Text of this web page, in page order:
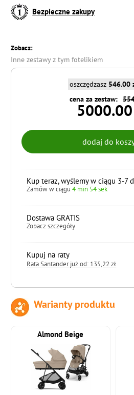
Bezpieczne zakupy
Zobacz:
Inne zestawy z tym fotelikiem
oszczędzasz 546.00
cena za zestaw:
5000.00
Kup teraz, wyślemy w ciągu 3-7
Zamów w ciągu4 min 53 sek
Dostawa GRATIS
Zobacz szczegóły
Kupuj na raty
Rata Santander już od: 135,22 zł
do koszyka
Warianty produktu
Almond Beige